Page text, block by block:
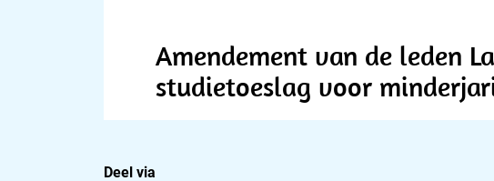
Amendement van de leden
studietoeslag voor
Deel via